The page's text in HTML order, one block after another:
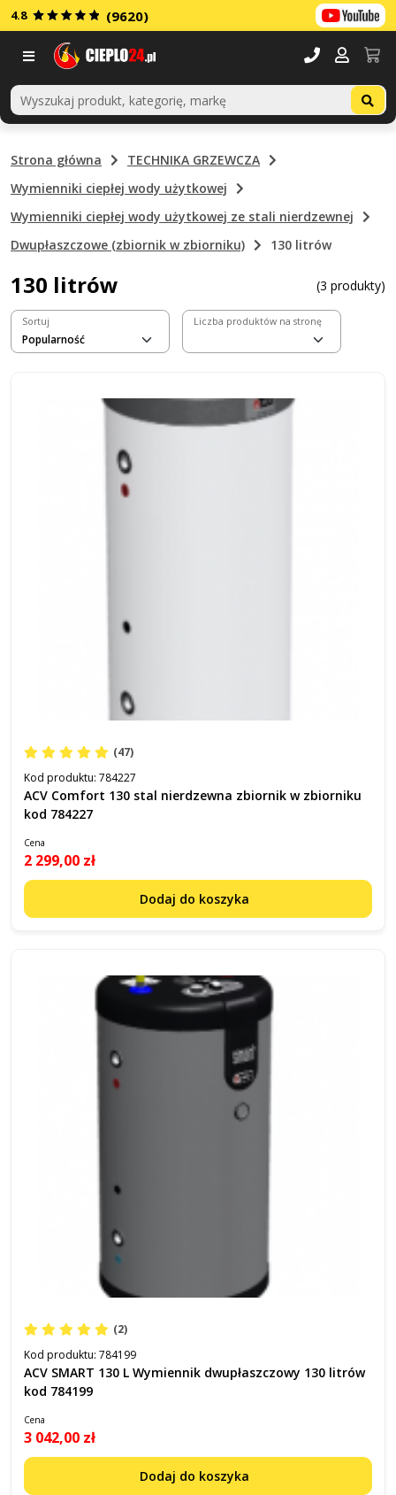
4.8 (9620)
Strona główna
TECHNIKA GRZEWCZA
Wymienniki ciepłej wody użytkowej
Wymienniki ciepłej wody użytkowej ze stali nierdzewnej
Dwupłaszczowe (zbiornik w zbiorniku)
130 litrów
130 litrów (3 produkty)
Sortuj Liczba produktów na stronę
(47)
Kod produktu: 784227
ACV Comfort 130 stal nierdzewna zbiornik w zbiorniku
kod 784227
Cena
2 299,00 zł
Dodaj do koszyka
(2)
Kod produktu: 784199
ACV SMART 130 L Wymiennik dwupłaszczowy 130 litrów
kod 784199
Cena
3 042,00 zł
Dodaj do koszyka